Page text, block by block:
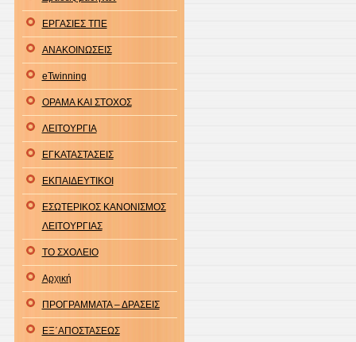
ΕΡΓΑΣΙΕΣ ΤΠΕ
ΑΝΑΚΟΙΝΩΣΕΙΣ
eTwinning
ΟΡΑΜΑ ΚΑΙ ΣΤΟΧΟΣ
ΛΕΙΤΟΥΡΓΙΑ
ΕΓΚΑΤΑΣΤΑΣΕΙΣ
ΕΚΠΑΙΔΕΥΤΙΚΟΙ
ΕΣΩΤΕΡΙΚΟΣ ΚΑΝΟΝΙΣΜΟΣ
ΛΕΙΤΟΥΡΓΙΑΣ
ΤΟ ΣΧΟΛΕΙΟ
Αρχική
ΠΡΟΓΡΑΜΜΑΤΑ – ΔΡΑΣΕΙΣ
ΕΞ΄ΑΠΟΣΤΑΣΕΩΣ